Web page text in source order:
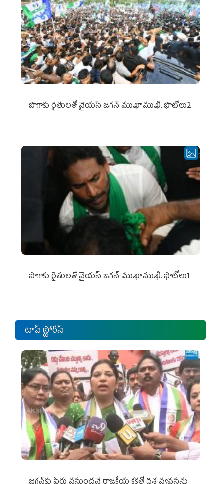
పొగాకు రైతుల‌తో వైయ‌స్ జ‌గ‌న్ ముఖాముఖి..ఫొటోలు2
పొగాకు రైతుల‌తో వైయ‌స్ జ‌గ‌న్ ముఖాముఖి..ఫొటోలు1
టాప్ స్టోరీస్